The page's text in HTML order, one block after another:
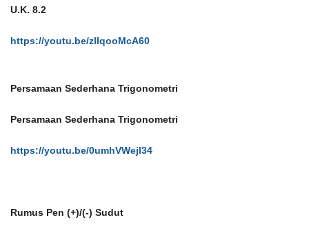
U.K. 8.2
https://youtu.be/zlIqooMcA60
Persamaan Sederhana Trigonometri
Persamaan Sederhana Trigonometri
https://youtu.be/0umhVWejl34
Rumus Pen (+)/(-) Sudut